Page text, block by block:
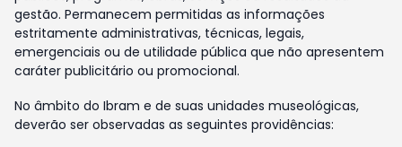
gestão. Permanecem permitidas as informações
estritamente administrativas, técnicas, legais,
emergenciais ou de utilidade pública que não apresentem
caráter publicitário ou promocional.
No âmbito do Ibram e de suas unidades museológicas,
deverão ser observadas as seguintes providências: